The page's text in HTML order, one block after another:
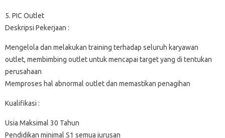
5. PIC Outlet
Deskripsi Pekerjaan :
Mengelola dan melakukan training terhadap seluruh karyawan
outlet, membimbing outlet untuk mencapai target yang di tentukan
perusahaan
Memproses hal abnormal outlet dan memastikan penagihan
Kualifikasi :
Usia Maksimal 30 Tahun
Pendidikan minimal S1 semua jurusan